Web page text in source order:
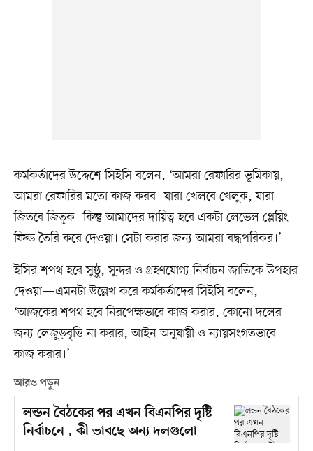
কর্মকর্তাদের উদ্দেশে সিইসি বলেন, ‘আমরা রেফারির ভূমিকায়,
আমরা রেফারির মতো কাজ করব। যারা খেলবে খেলুক, যারা
জিতবে জিতুক। কিন্তু আমাদের দায়িত্ব হবে একটা লেভেল প্লেয়িং
ফিল্ড তৈরি করে দেওয়া। সেটা করার জন্য আমরা বদ্ধপরিকর।’
ইসির শপথ হবে সুষ্ঠু, সুন্দর ও গ্রহণযোগ্য নির্বাচন জাতিকে উপহার
দেওয়া—এমনটা উল্লেখ করে কর্মকর্তাদের সিইসি বলেন,
‘আজকের শপথ হবে নিরপেক্ষভাবে কাজ করার, কোনো দলের
জন্য লেজুড়বৃত্তি না করার, আইন অনুযায়ী ও ন্যায়সংগতভাবে
কাজ করার।’
আরও পড়ুন
লন্ডন বৈঠকের পর এখন বিএনপির দৃষ্টি
নির্বাচনে , কী ভাবছে অন্য দলগুলো